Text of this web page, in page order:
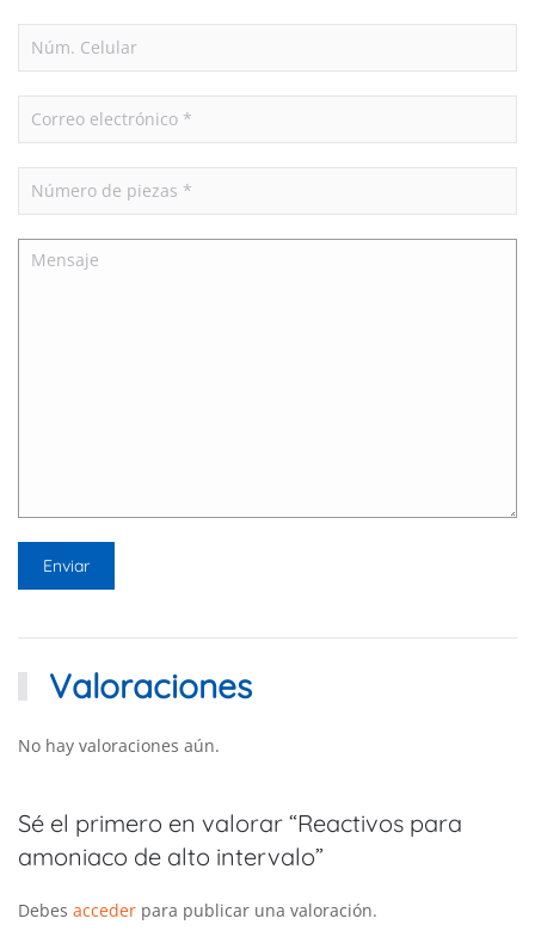
Valoraciones
No hay valoraciones aún.
Sé el primero en valorar “Reactivos para
amoniaco de alto intervalo”
Debes acceder para publicar una valoración.